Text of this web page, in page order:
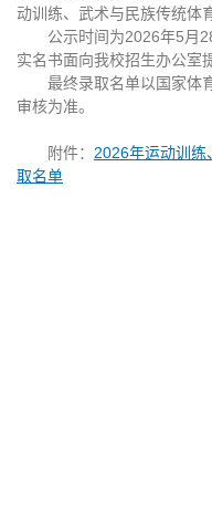
动训练、武术与民族传统体
公示时间为2026年5月
实名书面向我校招生办公室
最终录取名单以国家体
审核为准。
附件： 2026年运动训练
取名单